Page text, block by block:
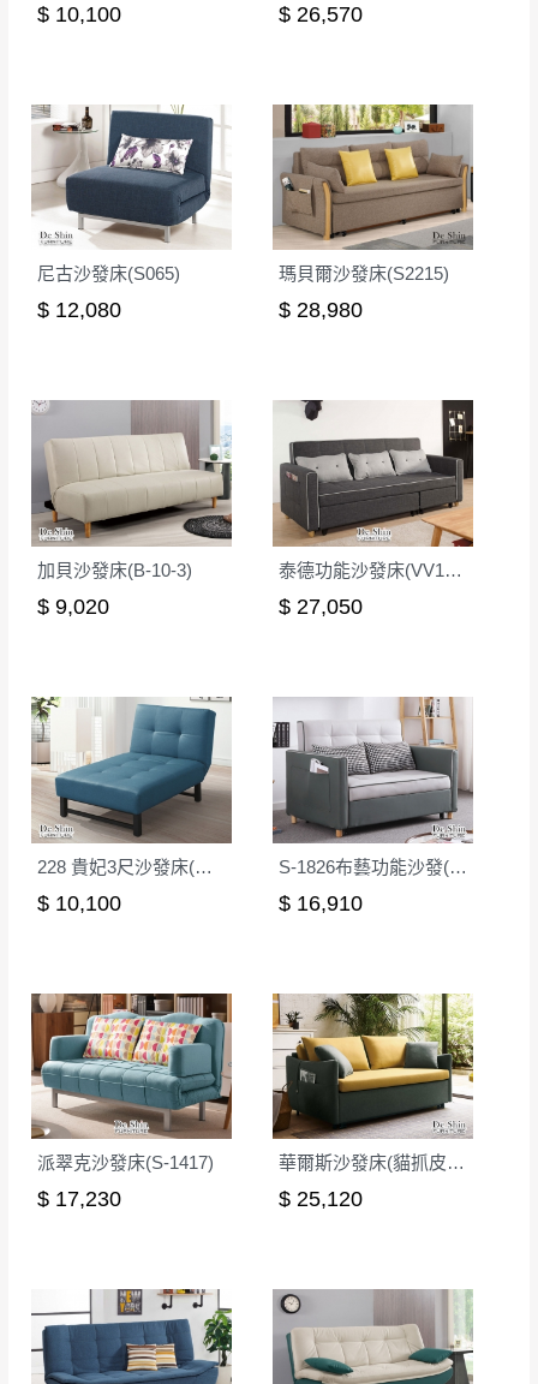
$ 10,100 $ 26,570
尼古沙發床(S065)
$ 12,080
瑪貝爾沙發床(S2215)
$ 28,980
加貝沙發床(B-10-3)
$ 9,020
泰德功能沙發床(VV1023)
$ 27,050
228 貴妃3尺沙發床(藍色)
$ 10,100
S-1826布藝功能沙發(綠色+灰色)
$ 16,910
派翠克沙發床(S-1417)
$ 17,230
華爾斯沙發床(貓抓皮)(S1925B)
$ 25,120